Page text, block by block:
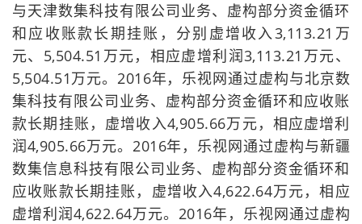
与天津数集科技有限公司业务、虚构部分资金循环
和应收账款长期挂账，分别虚增收入3,113.21万
元、5,504.51万元，相应虚增利润3,113.21万元、
5,504.51万元。2016年，乐视网通过虚构与北京数
集科技有限公司业务、虚构部分资金循环和应收账
款长期挂账，虚增收入4,905.66万元，相应虚增利
润4,905.66万元。2016年，乐视网通过虚构与新疆
数集信息科技有限公司业务、虚构部分资金循环和
应收账款长期挂账，虚增收入4,622.64万元，相应
虚增利润4,622.64万元。2016年，乐视网通过虚构